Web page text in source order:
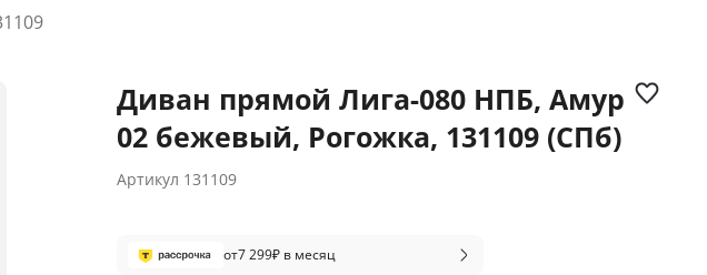
Диван прямой Лига-080 НПБ, Амур
02 бежевый, Рогожка, 131109 (СПб)
Артикул 131109
от7 299₽ в месяц